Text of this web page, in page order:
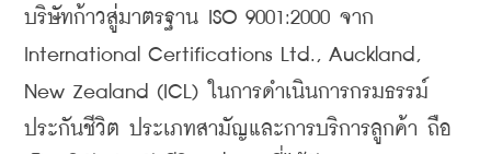
บริษัทก้าวสู่มาตรฐาน ISO 9001:2000 จาก
International Certifications Ltd., Auckland,
New Zealand (ICL) ในการดำเนินการกรมธรรม์
ประกันชีวิต ประเภทสามัญและการบริการลูกค้า ถือ